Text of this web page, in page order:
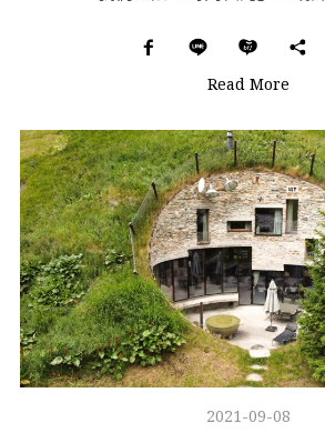
Read More
2021-09-08